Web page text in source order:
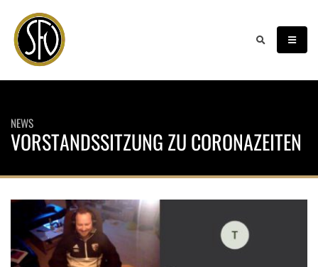
NEWS
VORSTANDSSITZUNG ZU CORONAZEITEN